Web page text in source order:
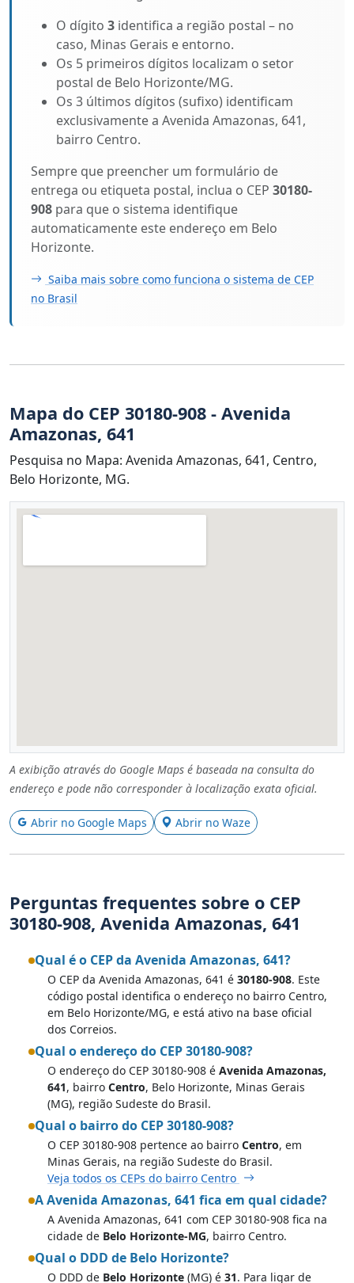
O dígito 3 identifica a região postal – no
caso, Minas Gerais e entorno.
Os 5 primeiros dígitos localizam o setor
postal de Belo Horizonte/MG.
Os 3 últimos dígitos (sufixo) identificam
exclusivamente a Avenida Amazonas, 641,
bairro Centro.
Sempre que preencher um formulário de
entrega ou etiqueta postal, inclua o CEP 30180-
908 para que o sistema identifique
automaticamente este endereço em Belo
Horizonte.
Saiba mais sobre como funciona o sistema de CEP
no Brasil
Mapa do CEP 30180-908 - Avenida
Amazonas, 641
Pesquisa no Mapa: Avenida Amazonas, 641, Centro,
Belo Horizonte, MG.
A exibição através do Google Maps é baseada na consulta do
endereço e pode não corresponder à localização exata oficial.
Abrir no Google Maps Abrir no Waze
Perguntas frequentes sobre o CEP
30180-908, Avenida Amazonas, 641
Qual é o CEP da Avenida Amazonas, 641?
O CEP da Avenida Amazonas, 641 é 30180-908. Este
código postal identifica o endereço no bairro Centro,
em Belo Horizonte/MG, e está ativo na base oficial
dos Correios.
Qual o endereço do CEP 30180-908?
O endereço do CEP 30180-908 é Avenida Amazonas,
641, bairro Centro, Belo Horizonte, Minas Gerais
(MG), região Sudeste do Brasil.
Qual o bairro do CEP 30180-908?
O CEP 30180-908 pertence ao bairro Centro, em
Minas Gerais, na região Sudeste do Brasil.
Veja todos os CEPs do bairro Centro
A Avenida Amazonas, 641 fica em qual cidade?
A Avenida Amazonas, 641 com CEP 30180-908 fica na
cidade de Belo Horizonte-MG, bairro Centro.
Qual o DDD de Belo Horizonte?
O DDD de Belo Horizonte (MG) é 31. Para ligar de